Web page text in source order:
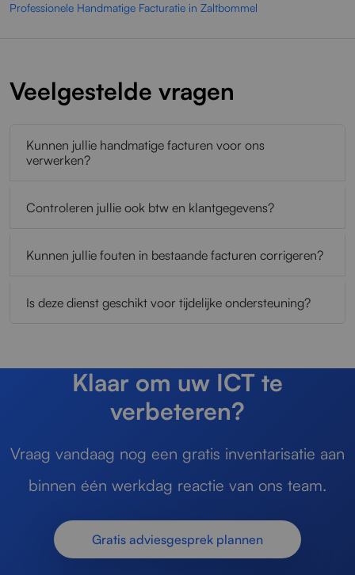
Professionele Handmatige Facturatie in Zaltbommel
Veelgestelde vragen
Kunnen jullie handmatige facturen voor ons
verwerken?
Controleren jullie ook btw en klantgegevens?
Kunnen jullie fouten in bestaande facturen corrigeren?
Is deze dienst geschikt voor tijdelijke ondersteuning?
Klaar om uw ICT te
verbeteren?
Vraag vandaag nog een gratis inventarisatie aan
binnen één werkdag reactie van ons team.
Gratis adviesgesprek plannen